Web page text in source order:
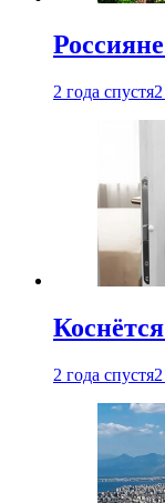
2 года спустя
2 года спустя